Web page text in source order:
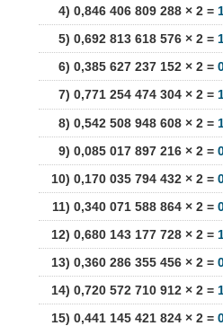
4) 0,846 406 809 288 × 2 =
5) 0,692 813 618 576 × 2 =
6) 0,385 627 237 152 × 2 =
7) 0,771 254 474 304 × 2 =
8) 0,542 508 948 608 × 2 =
9) 0,085 017 897 216 × 2 =
10) 0,170 035 794 432 × 2 =
11) 0,340 071 588 864 × 2 =
12) 0,680 143 177 728 × 2 =
13) 0,360 286 355 456 × 2 =
14) 0,720 572 710 912 × 2 =
15) 0,441 145 421 824 × 2 =